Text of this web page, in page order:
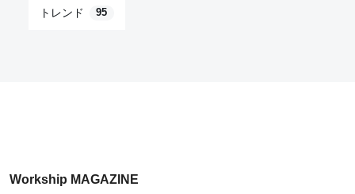
トレンド 95
Workship MAGAZINE